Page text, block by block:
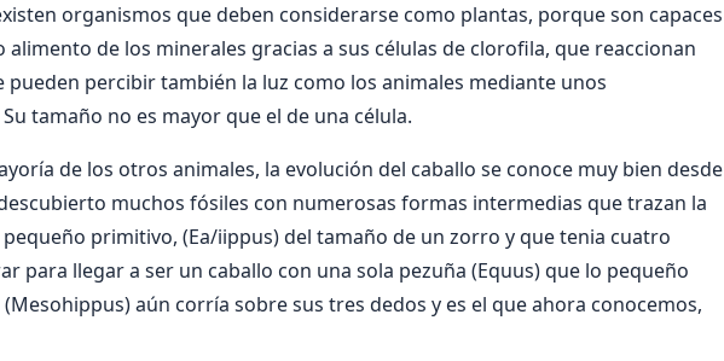
organismos que deben considerarse como plantas, porque son capaces
de los minerales gracias a sus células de clorofila, que reaccionan
pueden percibir también la luz como los animales mediante unos
tamaño no es mayor que el de una célula.
de los otros animales, la evolución del caballo se conoce muy bien desde
muchos fósiles con numerosas formas intermedias que trazan la
primitivo, (Ea/iippus) del tamaño de un zorro y que tenia cuatro
para llegar a ser un caballo con una sola pezuña (Equus) que lo pequeño
aún corría sobre sus tres dedos y es el que ahora conocemos,